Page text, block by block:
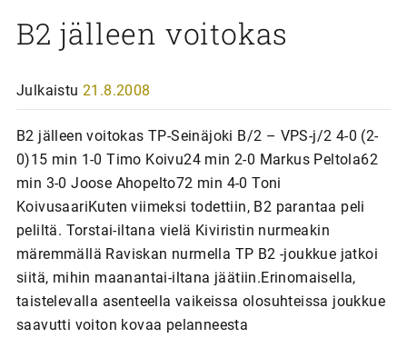
B2 jälleen voitokas
Julkaistu 21.8.2008
B2 jälleen voitokas TP-Seinäjoki B/2 – VPS-j/2 4-0 (2-
0)15 min 1-0 Timo Koivu24 min 2-0 Markus Peltola62
min 3-0 Joose Ahopelto72 min 4-0 Toni
KoivusaariKuten viimeksi todettiin, B2 parantaa peli
peliltä. Torstai-iltana vielä Kiviristin nurmeakin
märemmällä Raviskan nurmella TP B2 -joukkue jatkoi
siitä, mihin maanantai-iltana jäätiin.Erinomaisella,
taistelevalla asenteella vaikeissa olosuhteissa joukkue
saavutti voiton kovaa pelanneesta